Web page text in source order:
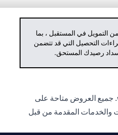
التمويل في المستقبل ، بما
التحصيل التي قد تتضمن
رصيدك المستحق.
جميع العروض متاحة على
والخدمات المقدمة من قبل